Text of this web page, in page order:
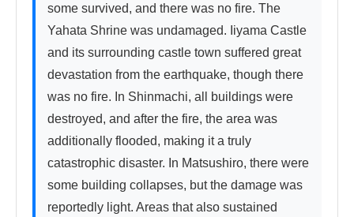
some survived, and there was no fire. The
Yahata Shrine was undamaged. Iiyama Castle
and its surrounding castle town suffered great
devastation from the earthquake, though there
was no fire. In Shinmachi, all buildings were
destroyed, and after the fire, the area was
additionally flooded, making it a truly
catastrophic disaster. In Matsushiro, there were
some building collapses, but the damage was
reportedly light. Areas that also sustained